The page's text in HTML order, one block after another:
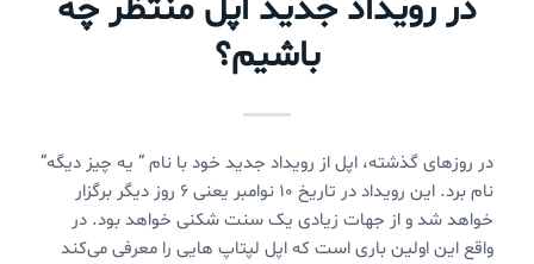
باشیم؟
در روزهای گذشته، اپل از رویداد جدید خود با نام “ یه چیز دیگه”
نام برد. این رویداد در تاریخ ۱۰ نوامبر یعنی ۶ روز دیگر برگزار
خواهد شد و از جهات زیادی یک سنت شکنی خواهد بود. در
واقع این اولین باری است که اپل لپتاپ هایی را معرفی می‌کند